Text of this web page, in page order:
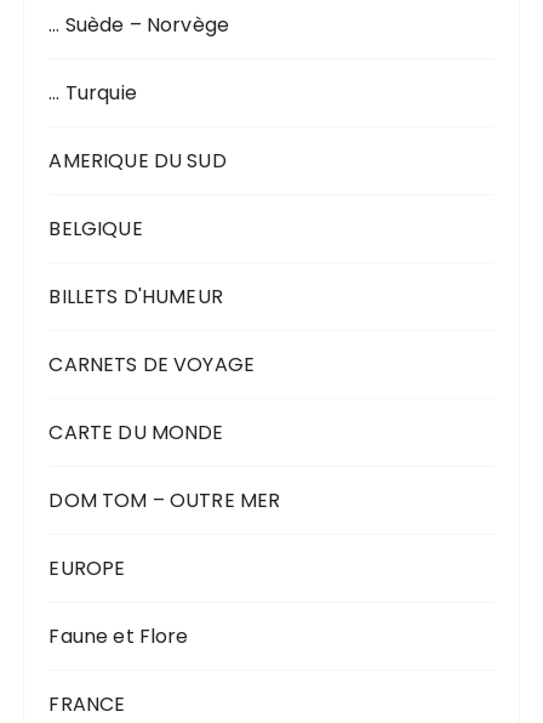
… Suède – Norvège
… Turquie
AMERIQUE DU SUD
BELGIQUE
BILLETS D'HUMEUR
CARNETS DE VOYAGE
CARTE DU MONDE
DOM TOM – OUTRE MER
EUROPE
Faune et Flore
FRANCE